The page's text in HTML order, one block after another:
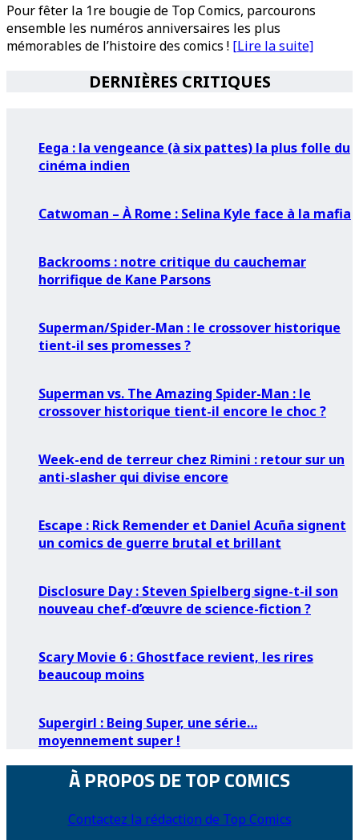
Pour fêter la 1re bougie de Top Comics, parcourons
ensemble les numéros anniversaires les plus
mémorables de l’histoire des comics ! [Lire la suite]
DERNIÈRES CRITIQUES
Eega : la vengeance (à six pattes) la plus folle du
cinéma indien
Catwoman – À Rome : Selina Kyle face à la mafia
Backrooms : notre critique du cauchemar
horrifique de Kane Parsons
Superman/Spider-Man : le crossover historique
tient-il ses promesses ?
Superman vs. The Amazing Spider-Man : le
crossover historique tient-il encore le choc ?
Week-end de terreur chez Rimini : retour sur un
anti-slasher qui divise encore
Escape : Rick Remender et Daniel Acuña signent
un comics de guerre brutal et brillant
Disclosure Day : Steven Spielberg signe-t-il son
nouveau chef-d’œuvre de science-fiction ?
Scary Movie 6 : Ghostface revient, les rires
beaucoup moins
Supergirl : Being Super, une série…
moyennement super !
À PROPOS DE TOP COMICS
Contactez la rédaction de Top Comics